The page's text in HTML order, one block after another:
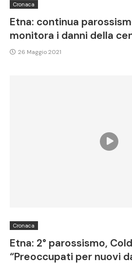
Cronaca
Etna: continua
monitora i danni della
26 Maggio 2021
Cronaca
Etna: 2° parossismo,
“Preoccupati per nuovi